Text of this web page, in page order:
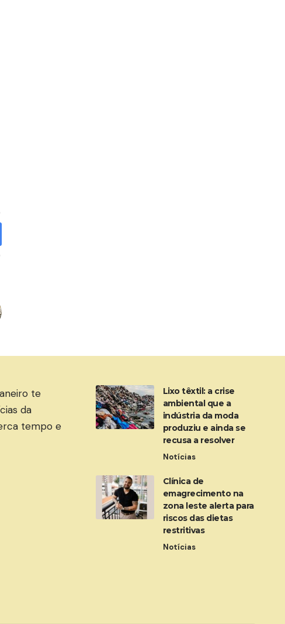
te
da
tempo e
Lixo têxtil: a crise
ambiental que a
indústria da moda
produziu e ainda se
recusa a resolver
Notícias
Clínica de
emagrecimento na
zona leste alerta para
riscos das dietas
restritivas
Notícias